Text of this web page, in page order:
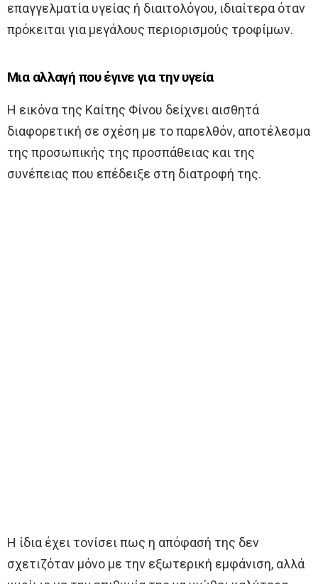
επαγγελματία υγείας ή διαιτολόγου, ιδιαίτερα όταν
πρόκειται για μεγάλους περιορισμούς τροφίμων.
Μια αλλαγή που έγινε για την υγεία
Η εικόνα της Καίτης Φίνου δείχνει αισθητά
διαφορετική σε σχέση με το παρελθόν, αποτέλεσμα
της προσωπικής της προσπάθειας και της
συνέπειας που επέδειξε στη διατροφή της.
Η ίδια έχει τονίσει πως η απόφασή της δεν
σχετιζόταν μόνο με την εξωτερική εμφάνιση, αλλά